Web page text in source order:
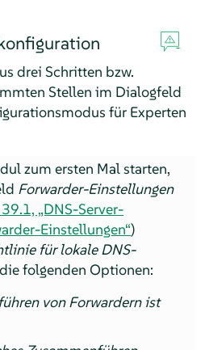
drei Schritten bzw.
Stellen im Dialogfeld
für Experten
zum ersten Mal starten,
Forwarder-Einstellungen
„DNS-Server-
Einstellungen“)
für lokale DNS-
folgenden Optionen:
von Forwardern ist